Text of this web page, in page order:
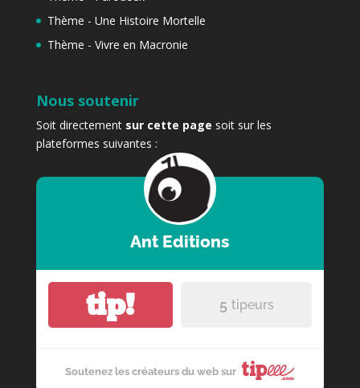
Thème - Une Histoire Mortelle
Thème - Vivre en Macronie
Nous soutenir
Soit directement sur cette page soit sur les
plateformes suivantes :
Ant Editions
tip! 5 tipeurs
Soutenez les créateurs du web sur